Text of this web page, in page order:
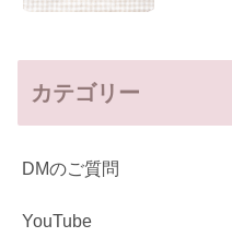
カテゴリー
DMのご質問
YouTube